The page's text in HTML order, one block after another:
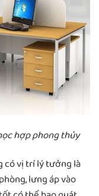
hợp phong thủy
có vị trí lý tưởng là
lưng áp vào